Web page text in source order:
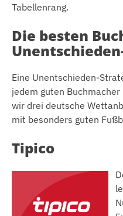
Tabellenrang.
Die besten
Eine Unentschieden-
jedem guten
wir drei deutsche
mit besonders guten
Tipico